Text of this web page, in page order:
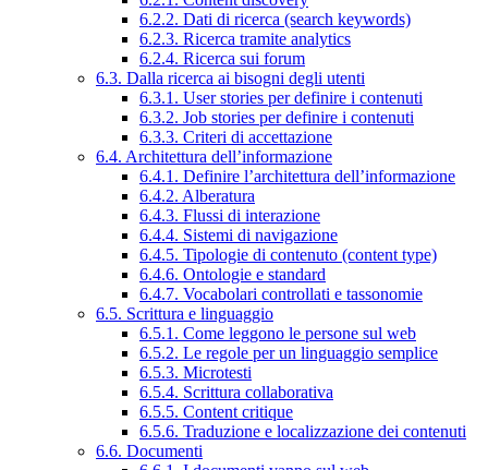
6.2.2. Dati di ricerca (search keywords)
6.2.3. Ricerca tramite analytics
6.2.4. Ricerca sui forum
6.3. Dalla ricerca ai bisogni degli utenti
6.3.1. User stories per definire i contenuti
6.3.2. Job stories per definire i contenuti
6.3.3. Criteri di accettazione
6.4. Architettura dell’informazione
6.4.1. Definire l’architettura dell’informazione
6.4.2. Alberatura
6.4.3. Flussi di interazione
6.4.4. Sistemi di navigazione
6.4.5. Tipologie di contenuto (content type)
6.4.6. Ontologie e standard
6.4.7. Vocabolari controllati e tassonomie
6.5. Scrittura e linguaggio
6.5.1. Come leggono le persone sul web
6.5.2. Le regole per un linguaggio semplice
6.5.3. Microtesti
6.5.4. Scrittura collaborativa
6.5.5. Content critique
6.5.6. Traduzione e localizzazione dei contenuti
6.6. Documenti